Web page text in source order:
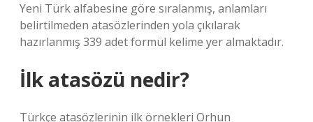
Yeni Türk alfabesine göre sıralanmış, anlamları
belirtilmeden atasözlerinden yola çıkılarak
hazırlanmış 339 adet formül kelime yer almaktadır.
İlk atasözü nedir?
Türkçe atasözlerinin ilk örnekleri Orhun